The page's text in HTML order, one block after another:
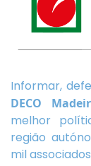
Informar,
DECO
melhor
região
mil